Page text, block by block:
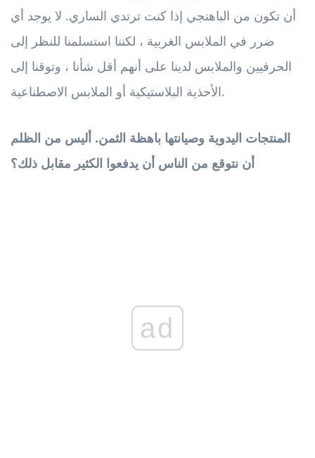
أن تكون من الباهنجي إذا كنت ترتدي الساري. لا يوجد أي
ضرر في الملابس الغربية ، لكننا استسلمنا للنظر إلى
الحرفيين والملابس لدينا على أنهم أقل شأنا ، وتوقنا إلى
الأحذية البلاستيكية أو الملابس الاصطناعية.
المنتجات اليدوية وصيانتها باهظة الثمن. أليس من الظلم
أن نتوقع من الناس أن يدفعوا الكثير مقابل ذلك؟
ad